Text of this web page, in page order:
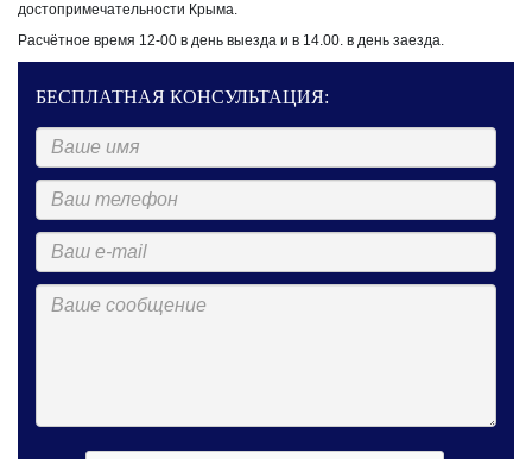
достопримечательности Крыма.
Расчётное время 12-00 в день выезда и в 14.00. в день заезда.
БЕСПЛАТНАЯ КОНСУЛЬТАЦИЯ: